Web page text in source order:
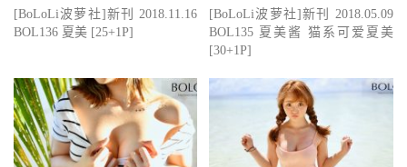
[BoLoLi波萝社]新刊 2018.11.16
BOL136 夏美 [25+1P]
[BoLoLi波萝社]新刊 2018.05.09
BOL135 夏美酱 猫系可爱夏美
[30+1P]